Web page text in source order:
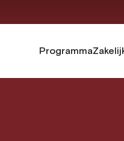
Programma